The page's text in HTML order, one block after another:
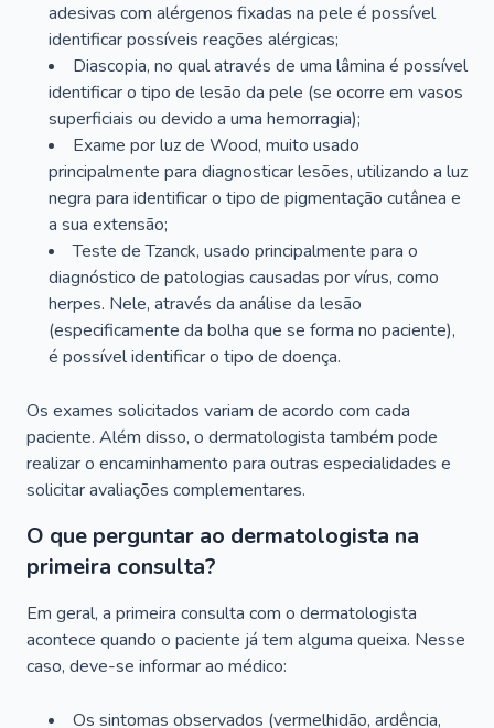
adesivas com alérgenos fixadas na pele é possível
identificar possíveis reações alérgicas;
Diascopia, no qual através de uma lâmina é possível
identificar o tipo de lesão da pele (se ocorre em vasos
superficiais ou devido a uma hemorragia);
Exame por luz de Wood, muito usado
principalmente para diagnosticar lesões, utilizando a luz
negra para identificar o tipo de pigmentação cutânea e
a sua extensão;
Teste de Tzanck, usado principalmente para o
diagnóstico de patologias causadas por vírus, como
herpes. Nele, através da análise da lesão
(especificamente da bolha que se forma no paciente),
é possível identificar o tipo de doença.
Os exames solicitados variam de acordo com cada
paciente. Além disso, o dermatologista também pode
realizar o encaminhamento para outras especialidades e
solicitar avaliações complementares.
O que perguntar ao dermatologista na
primeira consulta?
Em geral, a primeira consulta com o dermatologista
acontece quando o paciente já tem alguma queixa. Nesse
caso, deve-se informar ao médico:
Os sintomas observados (vermelhidão, ardência,